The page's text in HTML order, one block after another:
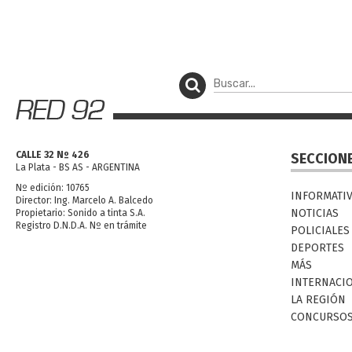
CALLE 32 Nº 426
La Plata - BS AS - ARGENTINA
Nº edición: 10765
Director: Ing. Marcelo A. Balcedo
Propietario: Sonido a tinta S.A.
Registro D.N.D.A. Nº en trámite
NOTICIAS
POLICIALES
DEPORTES
MÁS
LA REGIÓN
CONCURSOS